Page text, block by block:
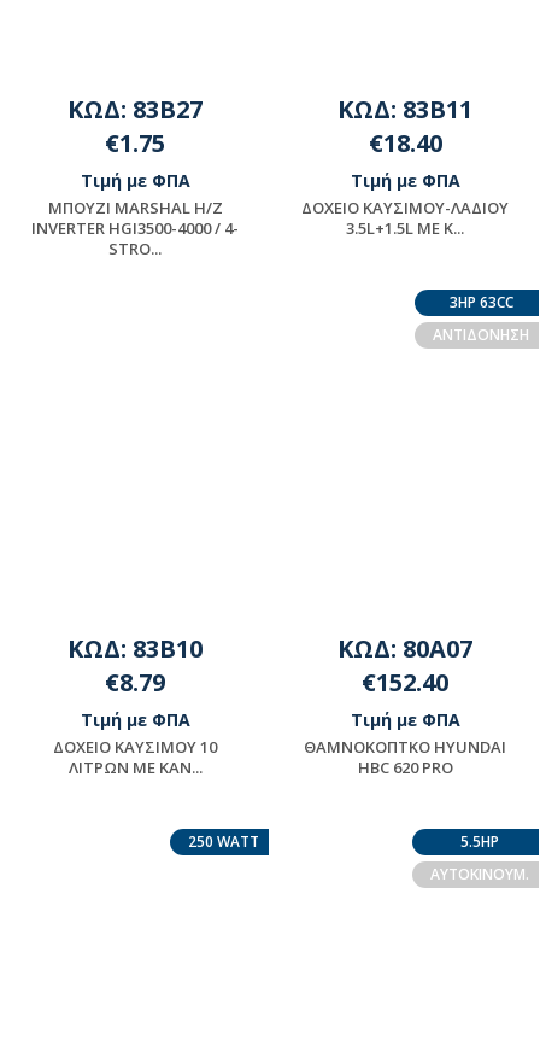
ΚΩΔ: 83B27
€1.75
Τιμή με ΦΠΑ
ΜΠΟΥΖΙ MARSHAL H/Z
INVERTER HGI3500-4000 / 4-
STRO...
ΚΩΔ: 83B11
€18.40
Τιμή με ΦΠΑ
ΔΟΧΕΙΟ ΚΑΥΣΙΜOY-ΛΑΔΙΟΥ
3.5L+1.5L ME K...
ΚΩΔ: 83B10
€8.79
Τιμή με ΦΠΑ
ΔΟΧΕΙΟ ΚΑΥΣΙΜOY 10
ΛΙΤΡΩΝ ΜΕ ΚΑΝ...
3HP 63CC
ΑΝΤΙΔΟΝΗΣΗ
ΚΩΔ: 80A07
€152.40
Τιμή με ΦΠΑ
ΘΑΜΝΟΚΟΠΤΚΟ HYUNDAI
HBC 620 PRO
250 WATT
5.5HP
ΑΥΤΟΚΙΝΟΥΜ.